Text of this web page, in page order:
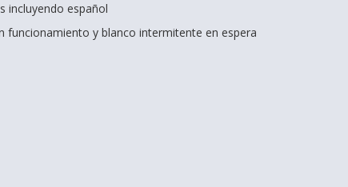
incluyendo español
funcionamiento y blanco intermitente en espera